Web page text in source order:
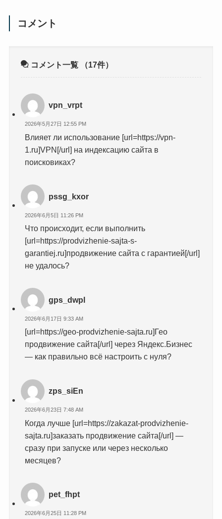
コメント
コメント一覧 （17件）
vpn_vrpt
2026年5月27日 12:55 PM
Влияет ли использование [url=https://vpn-
1.ru]VPN[/url] на индексацию сайта в
поисковиках?
pssg_kxor
2026年6月5日 11:26 PM
Что происходит, если выполнить
[url=https://prodvizhenie-sajta-s-
garantiej.ru]продвижение сайта с гарантией[/url]
не удалось?
gps_dwpl
2026年6月17日 9:33 AM
[url=https://geo-prodvizhenie-sajta.ru]Гео
продвижение сайта[/url] через Яндекс.Бизнес
— как правильно всё настроить с нуля?
zps_siEn
2026年6月23日 7:48 AM
Когда лучше [url=https://zakazat-prodvizhenie-
sajta.ru]заказать продвижение сайта[/url] —
сразу при запуске или через несколько
месяцев?
pet_fhpt
2026年6月25日 11:28 PM